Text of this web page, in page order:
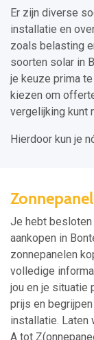
Er zijn diverse
installatie en
zoals belasting
soorten solar in
je keuze prima
kiezen om
vergelijking kunt
Hierdoor kun je
Je hebt besloten
aankopen in
zonnepanelen
volledige
jou en je situatie
prijs en
installatie. Laten
A tot